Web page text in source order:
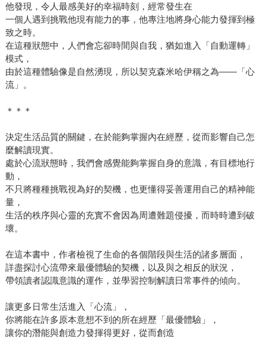
他發現，令人最感美好的幸福時刻，經常發生在
一個人遇到挑戰他現有能力的事，他專注地將身心能力發揮到極
致之時。
在這種狀態中，人們會忘卻時間與自我，猶如進入「自動運轉」
模式，
由於這種體驗像是自然湧現，所以契克森米哈伊稱之為——「心
流」。
＊＊＊
決定生活品質的關鍵，在於能夠掌握內在經歷，從而影響自己怎
麼解讀現實。
處於心流狀態時，我們會感覺能夠掌握自身的意識，有目標地行
動，
不只將種種挑戰視為好的契機，也更懂得妥善運用自己的精神能
量，
生活的秩序與心靈的充實不會因為周遭難題侵擾，而時時遭到破
壞。
在這本書中，作者檢視了生命的各個階段與生活的諸多層面，
詳盡探討心流帶來最優體驗的契機，以及與之相反的狀況，
帶領讀者認識意識的運作，並學習控制解讀日常事件的傾向。
讓更多日常生活進入「心流」，
你將能在許多原本意想不到的所在經歷「最優體驗」，
讓你的潛能與創造力發揮得更好，從而創造